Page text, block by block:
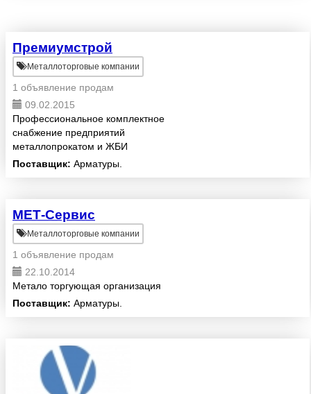
Премиумстрой
Металлоторговые компании
1 объявление продам
09.02.2015
Профессиональное комплектное
снабжение предприятий
металлопрокатом и ЖБИ
изделиями.
Поставщик: Арматуры.
МЕТ-Сервис
Металлоторговые компании
1 объявление продам
22.10.2014
Метало торгующая организация
Поставщик: Арматуры.